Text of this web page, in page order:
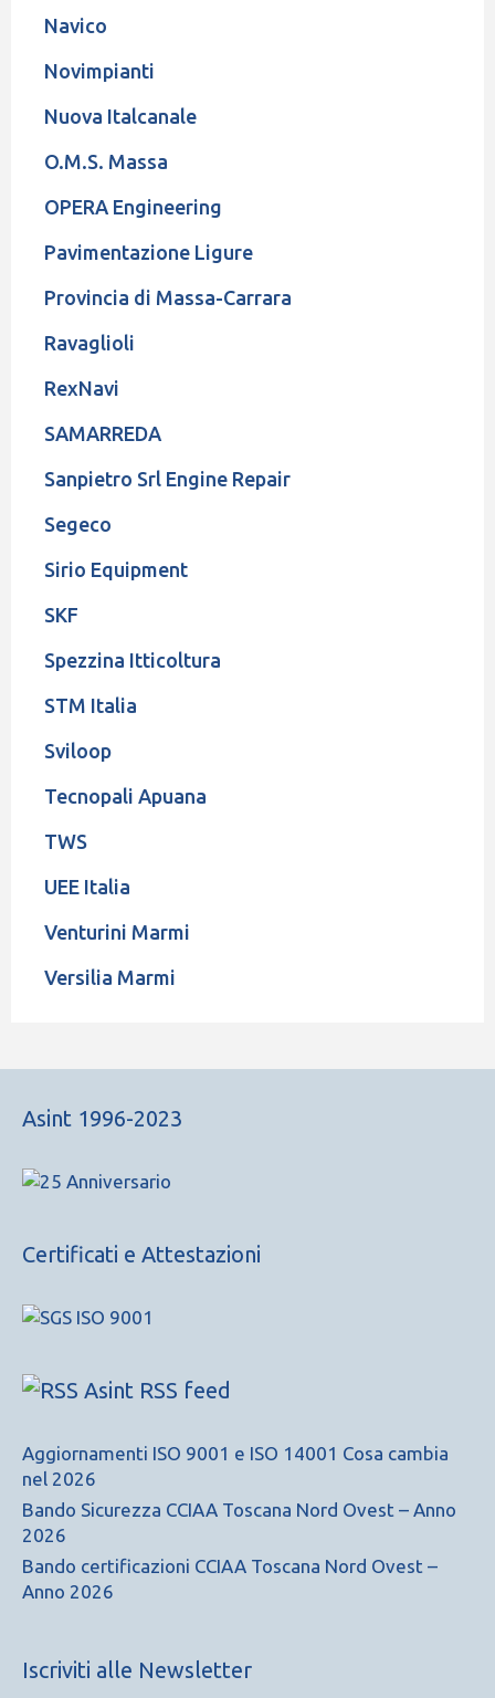
Navico
Novimpianti
Nuova Italcanale
O.M.S. Massa
OPERA Engineering
Pavimentazione Ligure
Provincia di Massa-Carrara
Ravaglioli
RexNavi
SAMARREDA
Sanpietro Srl Engine Repair
Segeco
Sirio Equipment
SKF
Spezzina Itticoltura
STM Italia
Sviloop
Tecnopali Apuana
TWS
UEE Italia
Venturini Marmi
Versilia Marmi
Asint 1996-2023
Certificati e Attestazioni
Asint RSS feed
Aggiornamenti ISO 9001 e ISO 14001 Cosa cambia
nel 2026
Bando Sicurezza CCIAA Toscana Nord Ovest – Anno
2026
Bando certificazioni CCIAA Toscana Nord Ovest –
Anno 2026
Iscriviti alle Newsletter